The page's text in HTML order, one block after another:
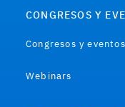
CONGRESOS Y
Congresos y eventos
Webinars